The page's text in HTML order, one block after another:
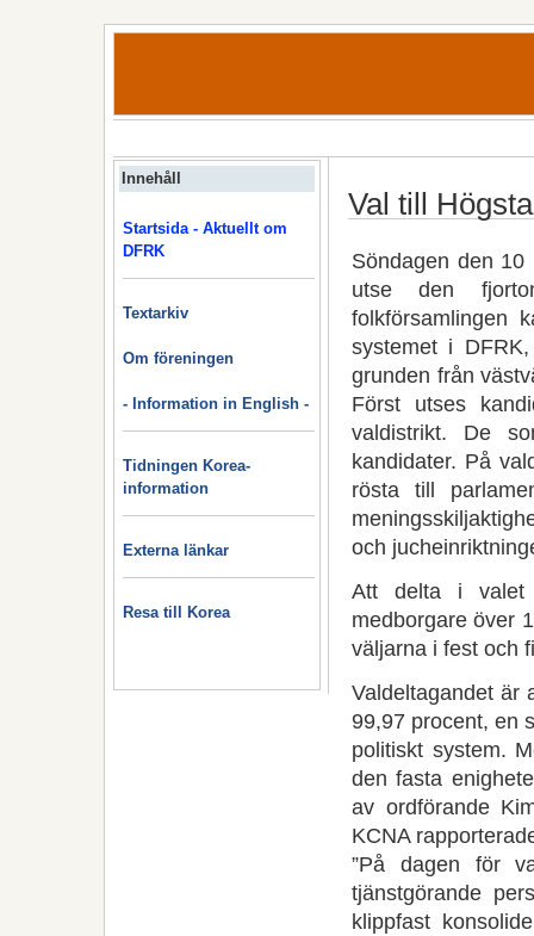
Innehåll
Startsida - Aktuellt om
DFRK
Textarkiv
Om föreningen
- Information in English -
Tidningen Korea-
information
Externa länkar
Resa till Korea
Val till
Söndagen den
utse den
folkförsamlingen
systemet i
grunden från
Först utses
valdistrikt. De
kandidater. På
rösta till
och
Att delta i valet
medborgare över
väljarna i fest och
Valdeltagandet är
99,97 procent, en
politiskt system.
den fasta
av ordförande
KCNA
”På dagen för
tjänstgörande
klippfast